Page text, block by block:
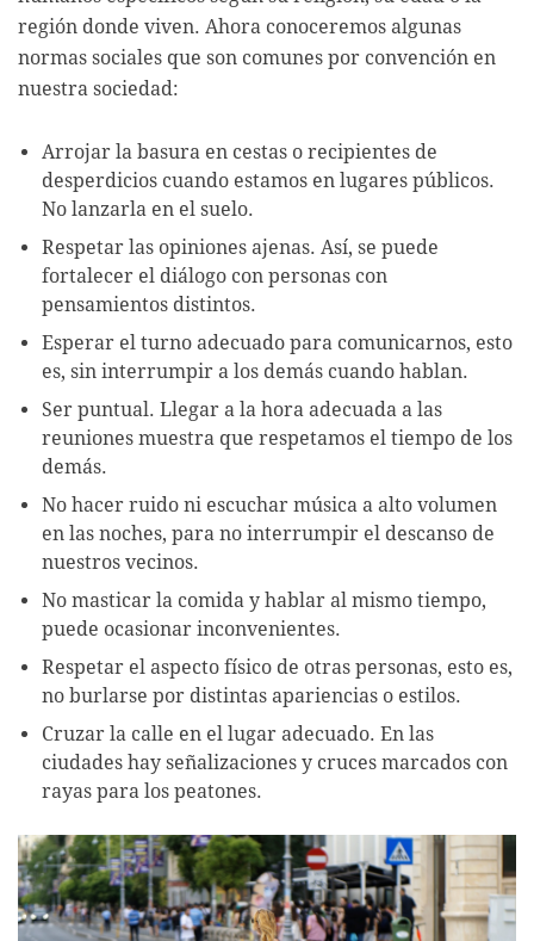
región donde viven. Ahora conoceremos algunas
normas sociales que son comunes por convención en
nuestra sociedad:
Arrojar la basura en cestas o recipientes de
desperdicios cuando estamos en lugares públicos.
No lanzarla en el suelo.
Respetar las opiniones ajenas. Así, se puede
fortalecer el diálogo con personas con
pensamientos distintos.
Esperar el turno adecuado para comunicarnos, esto
es, sin interrumpir a los demás cuando hablan.
Ser puntual. Llegar a la hora adecuada a las
reuniones muestra que respetamos el tiempo de los
demás.
No hacer ruido ni escuchar música a alto volumen
en las noches, para no interrumpir el descanso de
nuestros vecinos.
No masticar la comida y hablar al mismo tiempo,
puede ocasionar inconvenientes.
Respetar el aspecto físico de otras personas, esto es,
no burlarse por distintas apariencias o estilos.
Cruzar la calle en el lugar adecuado. En las
ciudades hay señalizaciones y cruces marcados con
rayas para los peatones.